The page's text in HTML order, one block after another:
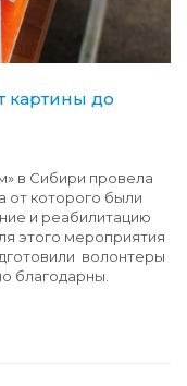
картины до
в Сибири провела
от которого были
и реабилитацию
этого мероприятия
волонтеры
благодарны.